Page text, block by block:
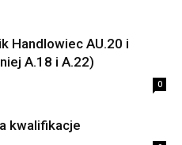
Handlowiec AU.20 i
A.18 i A.22)
0
kwalifikacje